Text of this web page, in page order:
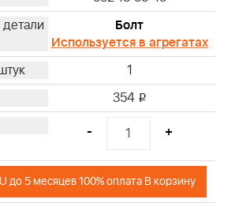
Болт
Используется в агрегатах
1
354 i
- +
до 5 месяцев 100% оплата В корзину